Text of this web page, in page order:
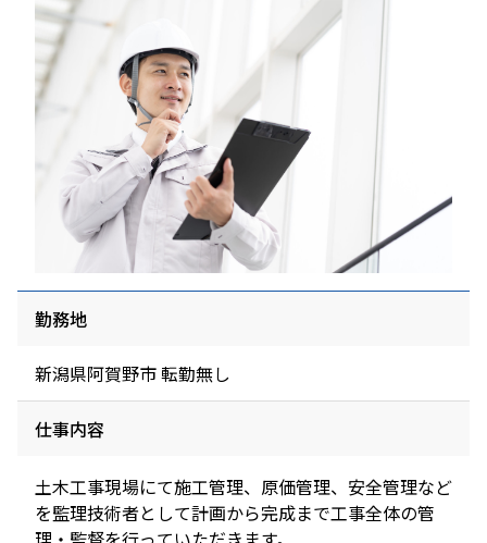
勤務地
新潟県阿賀野市 転勤無し
仕事内容
土木工事現場にて施工管理、原価管理、安全管理など
を監理技術者として計画から完成まで工事全体の管